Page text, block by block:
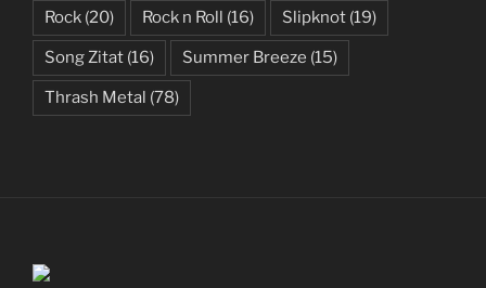
Rock (20) Rock n Roll (16) Slipknot (19)
Song Zitat (16) Summer Breeze (15)
Thrash Metal (78)